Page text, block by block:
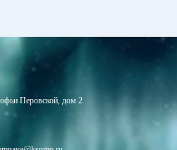
Перовской, дом 2